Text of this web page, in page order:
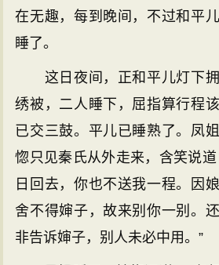
在无趣，每到晚间，不过和平
睡了。
这日夜间，正和平儿灯下拥
绣被，二人睡下，屈指算行程
已交三鼓。平儿已睡熟了。凤
惚只见秦氏从外走来，含笑说
日回去，你也不送我一程。因
舍不得婶子，故来别你一别。
非告诉婶子，别人未必中用。”